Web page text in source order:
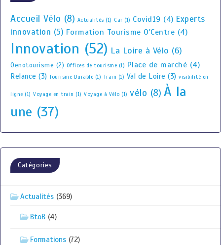
Accueil Vélo (8) Actualités (1) Car (1) Covid19 (4) Experts
innovation (5) Formation Tourisme O'Centre (4)
Innovation (52) La Loire à Vélo (6)
Oenotourisme (2) Offices de tourisme (1) Place de marché (4)
Relance (3) Tourisme Durable (1) Train (1) Val de Loire (3) visibilité en
ligne (1) Voyage en train (1) Voyage à Vélo (1) vélo (8) À la
une (37)
Catégories
Actualités (369)
BtoB (4)
Formations (72)